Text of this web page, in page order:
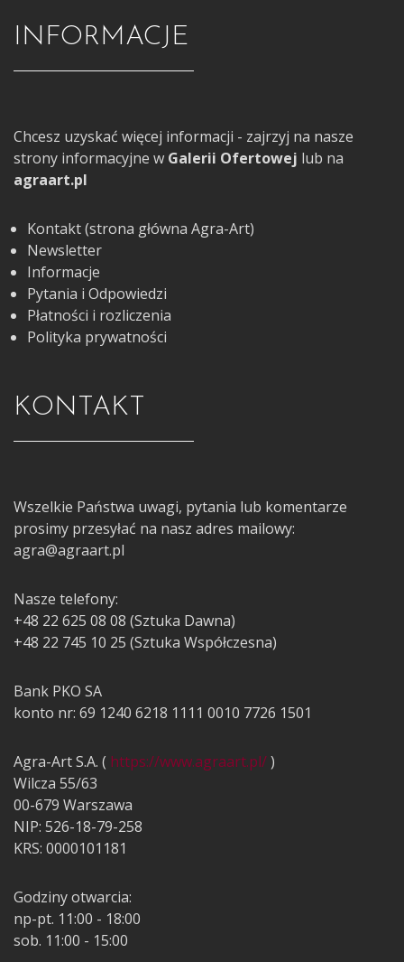
INFORMACJE
Chcesz uzyskać więcej informacji - zajrzyj na nasze
strony informacyjne w Galerii Ofertowej lub na
agraart.pl
Kontakt (strona główna Agra-Art)
Newsletter
Informacje
Pytania i Odpowiedzi
Płatności i rozliczenia
Polityka prywatności
KONTAKT
Wszelkie Państwa uwagi, pytania lub komentarze
prosimy przesyłać na nasz adres mailowy:
agra@agraart.pl
Nasze telefony:
+48 22 625 08 08 (Sztuka Dawna)
+48 22 745 10 25 (Sztuka Współczesna)
Bank PKO SA
konto nr: 69 1240 6218 1111 0010 7726 1501
Agra-Art S.A. ( https://www.agraart.pl/)
Wilcza 55/63
00-679 Warszawa
NIP: 526-18-79-258
KRS: 0000101181
Godziny otwarcia:
np-pt. 11:00 - 18:00
sob. 11:00 - 15:00